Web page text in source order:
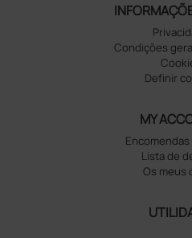
Condições
Definir
MY
Lista de
Os meus